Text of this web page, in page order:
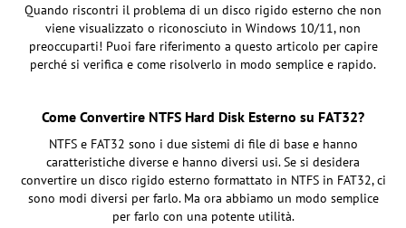
Quando riscontri il problema di un disco rigido esterno che non
viene visualizzato o riconosciuto in Windows 10/11, non
preoccuparti! Puoi fare riferimento a questo articolo per capire
perché si verifica e come risolverlo in modo semplice e rapido.
Come Convertire NTFS Hard Disk Esterno su FAT32?
NTFS e FAT32 sono i due sistemi di file di base e hanno
caratteristiche diverse e hanno diversi usi. Se si desidera
convertire un disco rigido esterno formattato in NTFS in FAT32, ci
sono modi diversi per farlo. Ma ora abbiamo un modo semplice
per farlo con una potente utilità.